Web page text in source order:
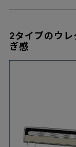
2タイプのウレ
ぎ感